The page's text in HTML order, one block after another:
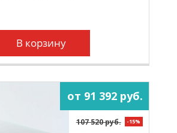
В корзину
от 91 392 руб.
107 520 руб. -15%